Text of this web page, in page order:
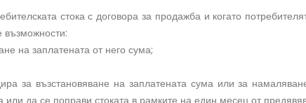
стока с договора за продажба и когато
възможности:
на заплатената от него сума;
за възстановяване на заплатената сума или за
или да се поправи стоката в рамките на един месец от